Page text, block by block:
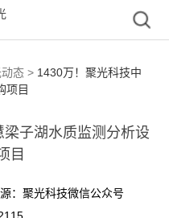
态 > 1430万！聚光科技中
项目
子湖水质监测分析设
目
：聚光科技微信公众号